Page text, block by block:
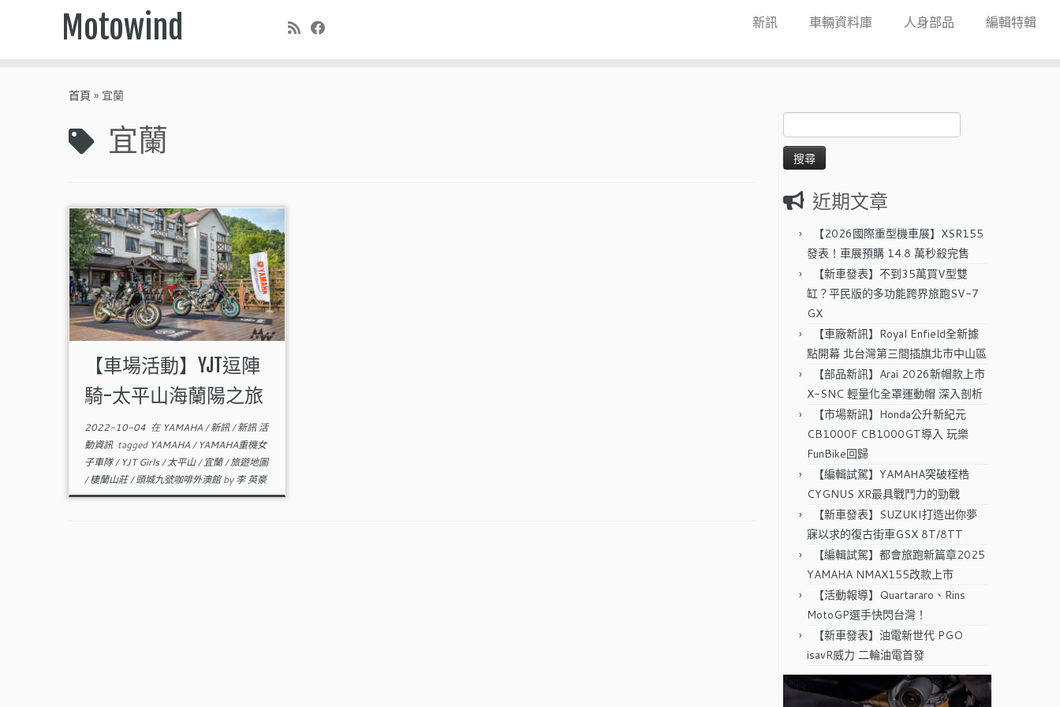
Motowind 新訊 車輛資料庫 人身部品 編輯特輯
首頁 » 宜蘭
宜蘭
【車場活動】YJT逗陣
騎-太平山海蘭陽之旅
2022-10-04 在 YAMAHA/新訊/新訊 活
動資訊 tagged YAMAHA/ YAMAHA重機女
子車隊/ YJT Girls/太平山/宜蘭/旅遊地圖
/棲蘭山莊/頭城九號咖啡外澳館by李 英豪
尋
鍵
近期文章
【2026國際重型機車展】XSR155
發表！車展預購 14.8 萬秒殺完售
【新車發表】不到35萬買V型雙
缸？平民版的多功能跨界旅跑SV-7
GX
【車廠新訊】Royal Enfield全新據
點開幕 北台灣第三間插旗北市中山區
【部品新訊】Arai 2026新帽款上市
X-SNC 輕量化全罩運動帽 深入剖析
【市場新訊】Honda公升新紀元
CB1000F CB1000GT導入 玩樂
FunBike回歸
【編輯試駕】YAMAHA突破桎梏
CYGNUS XR最具戰鬥力的勁戰
【新車發表】SUZUKI打造出你夢
寐以求的復古街車GSX 8T/8TT
【編輯試駕】都會旅跑新篇章2025
YAMAHA NMAX155改款上市
【活動報導】Quartararo、Rins
MotoGP選手快閃台灣！
【新車發表】油電新世代 PGO
isavR威力 二輪油電首發